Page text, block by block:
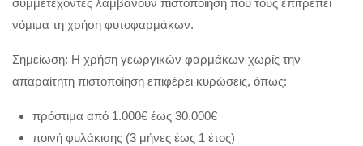
συμμετέχοντες λαμβάνουν πιστοποίηση που τους επιτρέπει
νόμιμα τη χρήση φυτοφαρμάκων.
Σημείωση: Η χρήση γεωργικών φαρμάκων χωρίς την
απαραίτητη πιστοποίηση επιφέρει κυρώσεις, όπως:
πρόστιμα από 1.000€ έως 30.000€
ποινή φυλάκισης (3 μήνες έως 1 έτος)